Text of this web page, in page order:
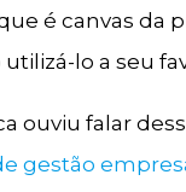
é canvas da
lo a seu
ouviu falar
gestão